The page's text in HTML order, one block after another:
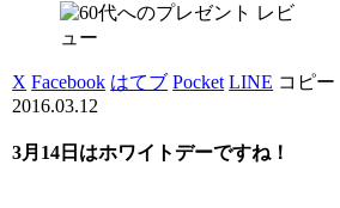
レビ
ュー
X Facebook はてブ Pocket LINE コピー
2016.03.12
3月14日はホワイトデーですね！